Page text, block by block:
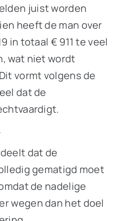
juist worden
heeft de man over
in totaal € 911 te veel
wat niet wordt
vormt volgens de
dat de
dat de
gematigd moet
de nadelige
wegen dan het doel